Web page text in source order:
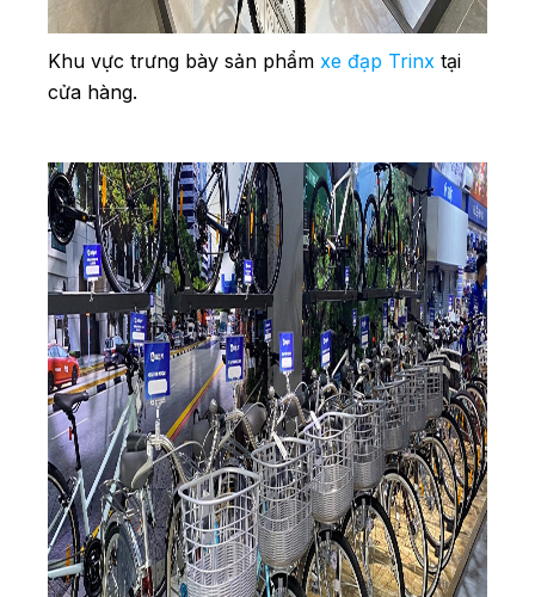
Khu vực trưng bày sản phẩm xe đạp Trinx tại
cửa hàng.